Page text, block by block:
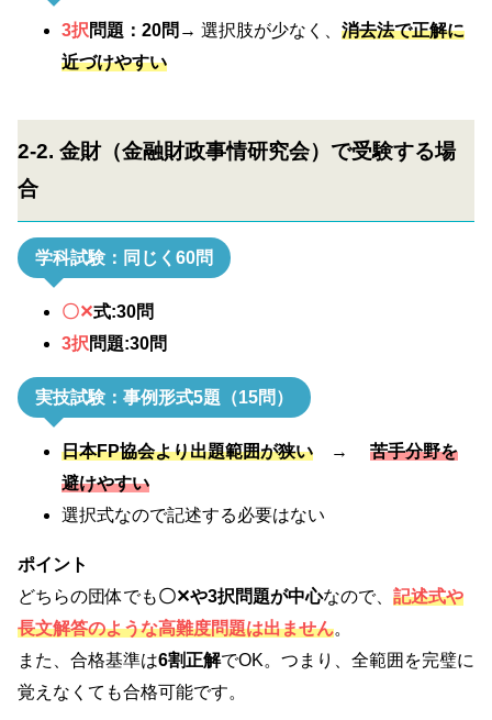
3択問題：20問 → 選択肢が少なく、 消去法で正解に
近づけやすい
2-2. 金財（金融財政事情研究会）で受験する場
合
学科試験：同じく60問
〇✕式:30問
3択問題:30問
実技試験：事例形式5題（15問）
日本FP協会より出題範囲が狭い → 苦手分野を
避けやすい
選択式なので記述する必要はない
ポイント
どちらの団体でも〇✕や3択問題が中心なので、 記述式や
長文解答のような高難度問題は出ません。
また、合格基準は6割正解でOK。つまり、全範囲を完璧に
覚えなくても合格可能です。